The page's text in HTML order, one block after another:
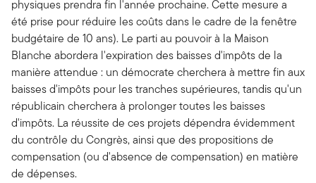
physiques prendra fin l'année prochaine. Cette mesure a
été prise pour réduire les coûts dans le cadre de la fenêtre
budgétaire de 10 ans). Le parti au pouvoir à la Maison
Blanche abordera l'expiration des baisses d'impôts de la
manière attendue : un démocrate cherchera à mettre fin aux
baisses d'impôts pour les tranches supérieures, tandis qu'un
républicain cherchera à prolonger toutes les baisses
d'impôts. La réussite de ces projets dépendra évidemment
du contrôle du Congrès, ainsi que des propositions de
compensation (ou d'absence de compensation) en matière
de dépenses.